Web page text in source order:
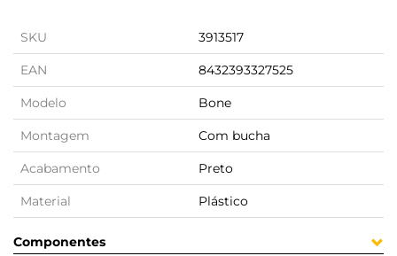
SKU 3913517
EAN 8432393327525
Modelo Bone
Montagem Com bucha
Acabamento Preto
Material Plástico
Componentes